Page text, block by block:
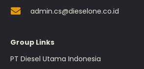
admin.cs@dieselone.co.id
Group Links
PT Diesel Utama Indonesia